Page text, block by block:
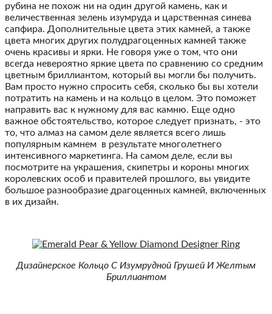
рубина не похож ни на один другой камень, как и
величественная зелень изумруда и царственная синева
сапфира. Дополнительные цвета этих камней, а также
цвета многих других полудрагоценных камней также
очень красивы и ярки. Не говоря уже о том, что они
всегда невероятно яркие цвета по сравнению со средним
цветным бриллиантом, который вы могли бы получить.
Вам просто нужно спросить себя, сколько бы вы хотели
потратить на камень и на кольцо в целом. Это поможет
направить вас к нужному для вас камню. Еще одно
важное обстоятельство, которое следует признать, - это
то, что алмаз на самом деле является всего лишь
популярным камнем в результате многолетнего
интенсивного маркетинга. На самом деле, если вы
посмотрите на украшения, скипетры и короны многих
королевских особ и правителей прошлого, вы увидите
большое разнообразие драгоценных камней, включенных
в их дизайн.
Дизайнерское Кольцо С Изумрудной Грушей И Желтым
Бриллиантом